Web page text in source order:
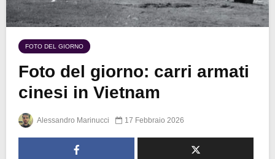
FOTO DEL GIORNO
Foto del giorno: carri armati
cinesi in Vietnam
Alessandro Marinucci 17 Febbraio 2026